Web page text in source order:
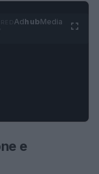
AdhubMedia
e